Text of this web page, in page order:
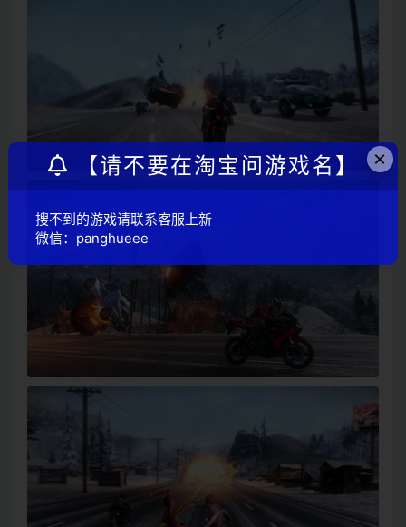
×
【请不要在淘宝问游戏名】
搜不到的游戏请联系客服上新
微信：panghueee